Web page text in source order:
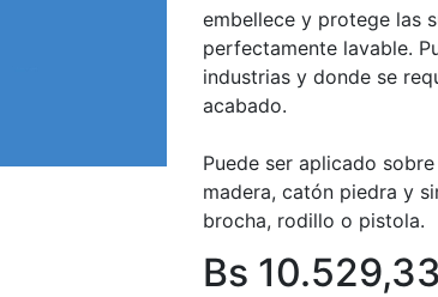
embellece y protege las
perfectamente lavable.
industrias y donde se
acabado.
Puede ser aplicado
madera, catón piedra y
brocha, rodillo o pistola.
Bs 10.529,33